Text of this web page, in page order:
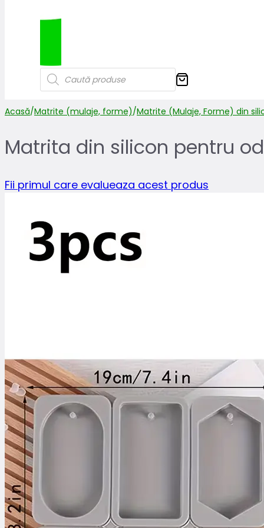
Products
search
Acasă/Matrite (mulaje, forme)/Matrite (Mulaje, Forme) din
Matrita din silicon pentru
Fii primul care evalueaza acest produs